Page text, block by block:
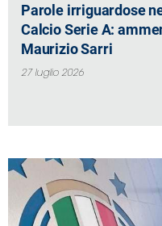
Parole irriguardose
Calcio Serie A:
Maurizio Sarri
27 luglio 2026